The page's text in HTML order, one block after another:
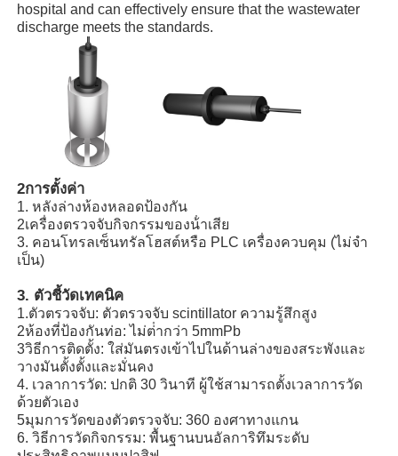
บ้าน
ผลิตภัณฑ์
วิดีโอ
เกี่ยวกับเรา
hospital and can effectively ensure that the wastewater
discharge meets the standards.
2การตั้งค่า
1. หลังล่างห้องหลอดป้องกัน
2เครื่องตรวจจับกิจกรรมของน้ําเสีย
3. คอนโทรลเซ็นทรัลโฮสต์หรือ PLC เครื่องควบคุม (ไม่จํา
เป็น)
3. ตัวชี้วัดเทคนิค
1.ตัวตรวจจับ: ตัวตรวจจับ scintillator ความรู้สึกสูง
2ห้องที่ป้องกันท่อ: ไม่ต่ํากว่า 5mmPb
3วิธีการติดตั้ง: ใส่มันตรงเข้าไปในด้านล่างของสระพังและ
วางมันตั้งตั้งและมั่นคง
4. เวลาการวัด: ปกติ 30 วินาที ผู้ใช้สามารถตั้งเวลาการวัด
ด้วยตัวเอง
5มุมการวัดของตัวตรวจจับ: 360 องศาทางแกน
6. วิธีการวัดกิจกรรม: พื้นฐานบนอัลการิทึมระดับ